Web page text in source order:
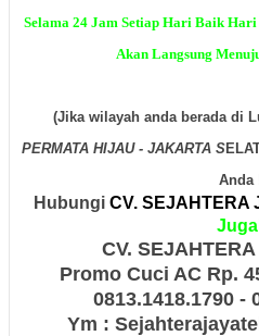
Selama 24 Jam Setiap Hari Baik Hari
Akan Langsung
(Jika wilayah anda berada di
PERMATA HIJAU - JAKARTA S
Anda
Hubungi CV. SEJAHTERA
CV.
Promo Cuci AC Rp.
0813.1418.1790 -
Ym :